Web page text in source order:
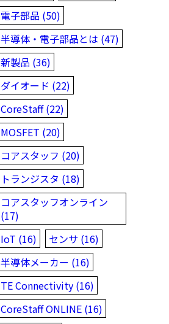
電子部品 (50)
半導体・電子部品とは (47)
新製品 (36)
ダイオード (22)
CoreStaff (22)
MOSFET (20)
コアスタッフ (20)
トランジスタ (18)
コアスタッフオンライン
(17)
IoT (16)
センサ (16)
半導体メーカー (16)
TE Connectivity (16)
CoreStaff ONLINE (16)